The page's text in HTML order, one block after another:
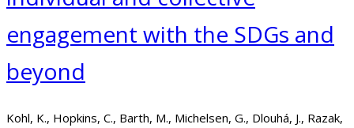
engagement with the SDGs and
beyond
Kohl, K., Hopkins, C., Barth, M., Michelsen, G., Dlouhá, J., Razak,